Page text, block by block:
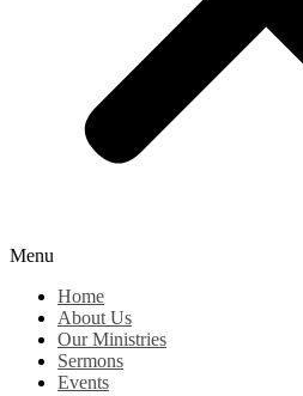
Menu
Home
About Us
Our Ministries
Sermons
Events